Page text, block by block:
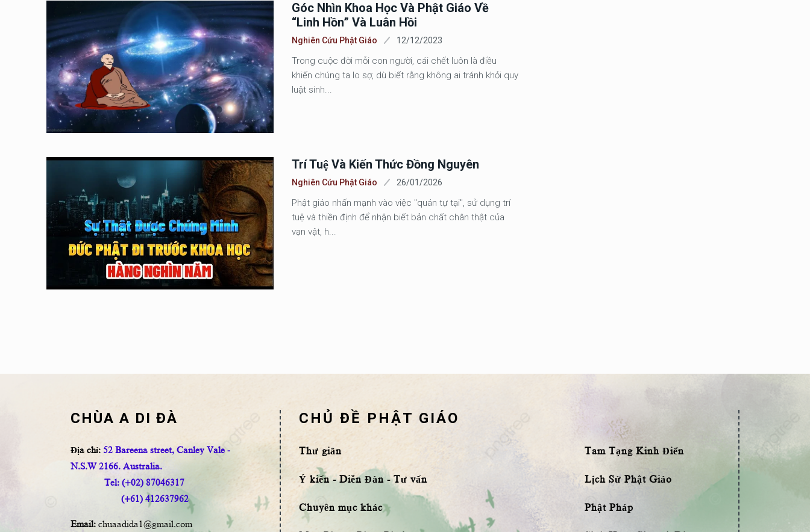
Góc Nhìn Khoa Học Và Phật Giáo Về
“linh Hồn” Và Luân Hồi
Nghiên Cứu Phật Giáo 12/12/2023
Trong cuộc đời mỗi con người, cái chết luôn là điều
khiến chúng ta lo sợ, dù biết rằng không ai tránh khỏi quy
luật sinh...
Trí Tuệ Và Kiến Thức Đồng Nguyên
Nghiên Cứu Phật Giáo 26/01/2026
Phật giáo nhấn mạnh vào việc "quán tự tại", sử dụng trí
tuệ và thiền định để nhận biết bản chất chân thật của
vạn vật, h...
CHÙA A DI ĐÀ
Địa chỉ: 52 Bareena street, Canley Vale -
N.S.W 2166. Australia.
Tel: (+02) 87046317
(+61) 412637962
Email: chuaadida1@gmail.com
CHỦ ĐỀ PHẬT GIÁO
Thư giãn
Ý kiến - Diễn Đàn - Tư vấn
Chuyên mục khác
Tam Tạng Kinh Điển
Lịch Sử Phật Giáo
Phật Pháp